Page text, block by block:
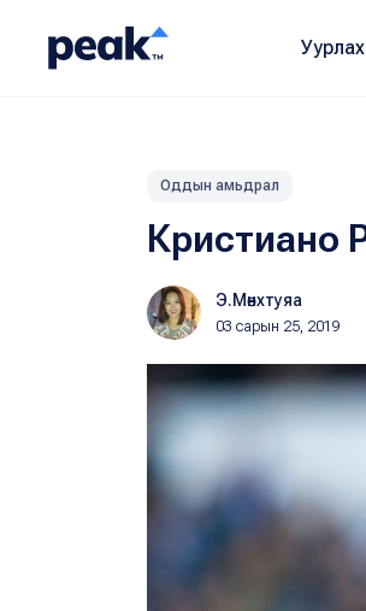
Оддын амьдрал
Кристиано
Э.Мөнхтуяа
03 сарын 25, 2019